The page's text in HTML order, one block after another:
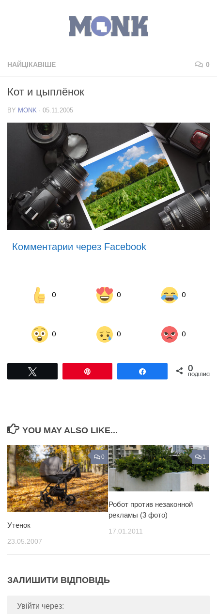
НАЙЦІКАВІШЕ 0
Кот и цыплёнок
BY MONK · 05.11.2005
Комментарии через Facebook
0 0 0
0 0 0
Поділитися0
ПОДІЛИСЬ
YOU MAY ALSO LIKE...
0
Утенок
23.05.2007
1
Робот против незаконной
рекламы (3 фото)
17.01.2011
ЗАЛИШИТИ ВІДПОВІДЬ
Увійти через: